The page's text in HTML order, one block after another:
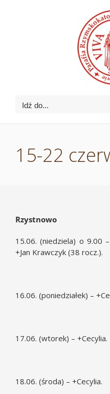
Idź do...
15-22
Rzystnowo
15.06. (niedziela) o 9.00
+Jan Krawczyk (38 rocz.).
16.06. (poniedziałek) –
17.06. (wtorek) – +Cecylia.
18.06. (środa) – +Cecylia.